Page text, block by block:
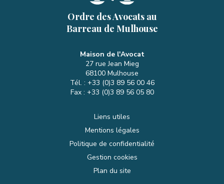
Ordre des Avocats au
Barreau de Mulhouse
Maison de l'Avocat
27 rue Jean Mieg
68100 Mulhouse
Tél. : +33 (0)3 89 56 00 46
Fax : +33 (0)3 89 56 05 80
Liens utiles
Mentions légales
Politique de confidentialité
Gestion cookies
Plan du site